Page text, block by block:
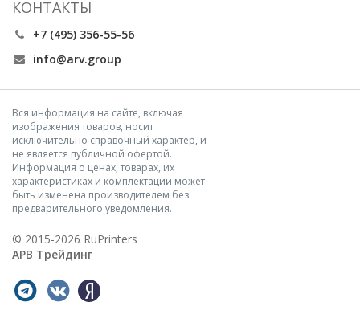
КОНТАКТЫ
+7 (495) 356-55-56
info@arv.group
Вся информация на сайте, включая
изображения товаров, носит
исключительно справочный характер, и
не является публичной офертой.
Информация о ценах, товарах, их
характеристиках и комплектации может
быть изменена производителем без
предварительного уведомления.
© 2015-2026 RuPrinters
АРВ Трейдинг